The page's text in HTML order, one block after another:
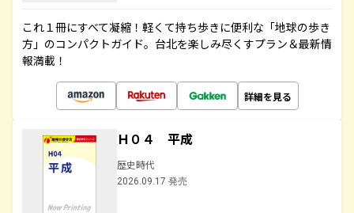
これ１冊にすべて凝縮！軽くて持ち歩きに便利な「地球の歩き
方」のコンパクトガイド。台北を楽しみ尽くすプラン＆最新情
報満載！
詳細を見る
Ｈ０４ 平成
歴史時代
2026.09.17 発売